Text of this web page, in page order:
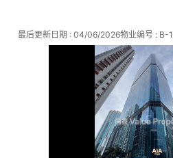
物业编号 : B-
最后更新日期 : 04/06/2026